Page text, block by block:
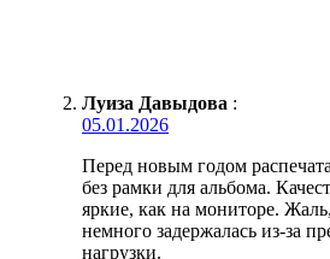
Луиза Давыдова :
05.01.2026
Перед новым годом
без рамки для альбома.
яркие, как на мониторе.
немного задержалась из-за
нагрузки.